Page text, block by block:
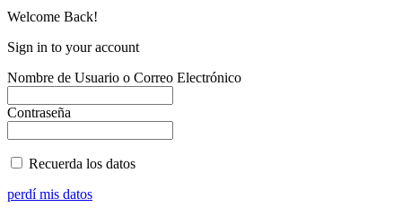
Welcome Back!
Sign in to your account
Nombre de Usuario o Correo Electrónico
Contraseña
Recuerda los datos
perdí mis datos